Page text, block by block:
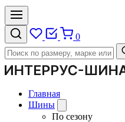
0
Главная
Шины
По сезону